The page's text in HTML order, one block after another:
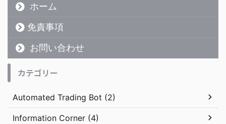
ホーム
免責事項
お問い合わせ
カテゴリー
Automated Trading Bot (2)
Information Corner (4)